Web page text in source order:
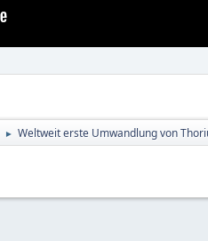
► Weltweit erste Umwandlung von